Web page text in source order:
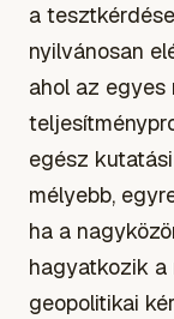
a
nyilvánosan
ahol az egyes
egész
mélyebb,
ha a
hagyatkozik a
geopolitikai